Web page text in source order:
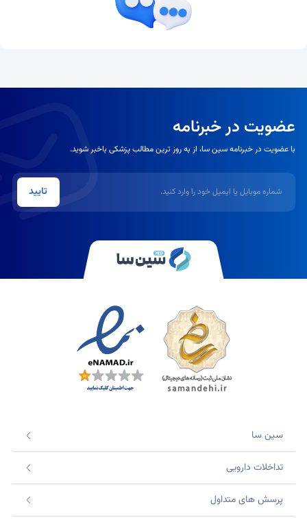
عضویت در خبرنامه
با عضویت در خبرنامه سین سا، از به روز ترین مطالب پزشکی باخبر شوید.
شماره موبایل یا ایمیل
تایید
سین سا
تداخلات دارویی
پرسش های متداول